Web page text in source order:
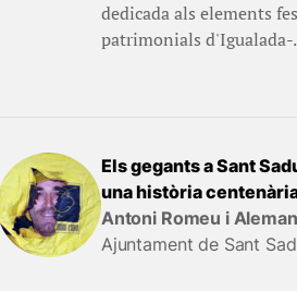
dedicada als elements
patrimonials d'Igualada-
Els gegants a Sant
una història
Antoni Romeu i
Ajuntament de Sant